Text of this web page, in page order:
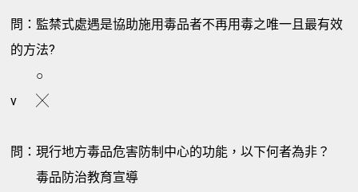
問：監禁式處遇是協助施用毒品者不再用毒之唯一且最有效
的方法?
○
v
╳
問：現行地方毒品危害防制中心的功能，以下何者為非？
毒品防治教育宣導